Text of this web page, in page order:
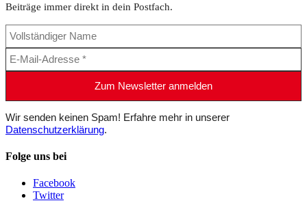
Beiträge immer direkt in dein Postfach.
Wir senden keinen Spam! Erfahre mehr in unserer
Datenschutzerklärung.
Folge uns bei
Facebook
Twitter